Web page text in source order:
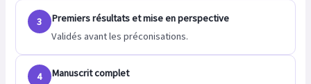
3
Premiers résultats et mise en perspective
Validés avant les préconisations.
4
Manuscrit complet